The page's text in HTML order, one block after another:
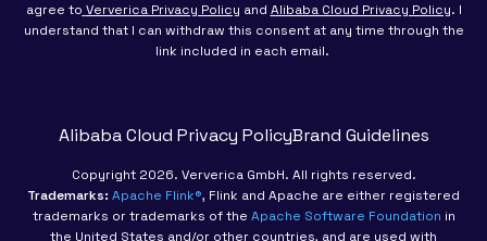
agree to Ververica Privacy Policy and Alibaba Cloud Privacy Policy. I
understand that I can withdraw this consent at any time through the
link included in each email.
Alibaba Cloud Privacy PolicyBrand Guidelines
Copyright 2026. Ververica GmbH. All rights reserved.
Trademarks: Apache Flink®, Flink and Apache are either registered
trademarks or trademarks of the Apache Software Foundation in
the United States and/or other countries, and are used with